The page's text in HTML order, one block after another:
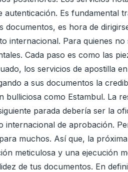
autenticación. Es fundamental
documentos, es hora de
internacional. Para quienes
Cada paso es como las
los servicios de apostilla
a sus documentos la
bulliciosa como Estambul. La
parada debería ser la
internacional de aprobación.
muchos. Así que, la
meticulosa y una ejecución
de tus documentos. En